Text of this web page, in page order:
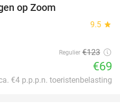
op Zoom
9.5 star
Regulier €123
€69
€4 p.p.p.n. toeristenbelasting